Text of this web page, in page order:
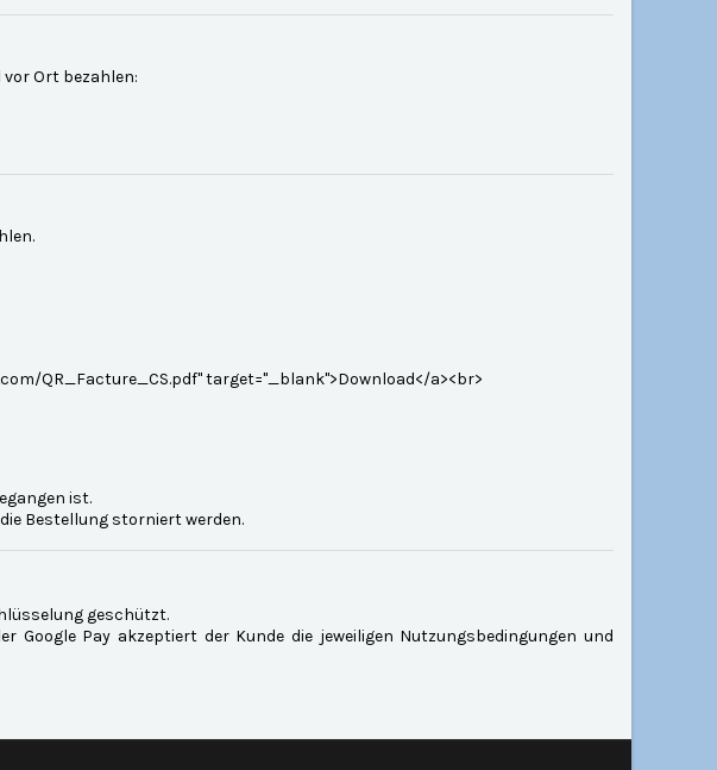
Ort bezahlen:
QR_Facture_CS.pdf" target="_blank">Download</a><br>
ist.
Bestellung storniert werden.
geschützt.
Google Pay akzeptiert der Kunde die jeweiligen Nutzungsbedingungen und